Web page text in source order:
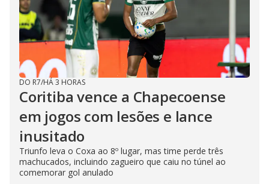
DO R7/HÁ 3 HORAS
Coritiba vence a Chapecoense
em jogos com lesões e lance
inusitado
Triunfo leva o Coxa ao 8º lugar, mas time perde três
machucados, incluindo zagueiro que caiu no túnel ao
comemorar gol anulado